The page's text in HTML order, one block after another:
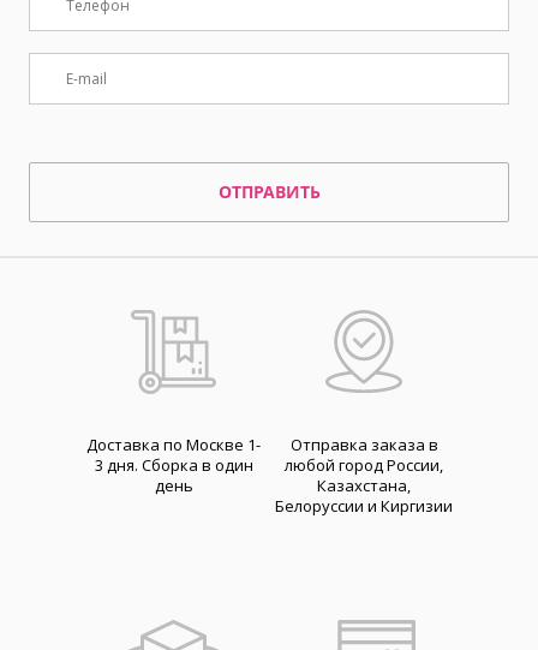
ОТПРАВИТЬ
Доставка по Москве 1-
3 дня. Cборка в один
день
Отправка заказа в
любой город России,
Казахстана,
Белоруссии и Киргизии